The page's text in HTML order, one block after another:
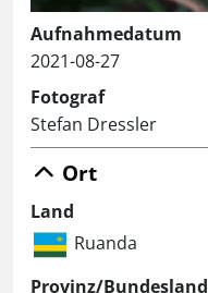
Aufnahmedatum
2021-08-27
Fotograf
Stefan Dressler
Ort
Land
Ruanda
Provinz/Bundesland